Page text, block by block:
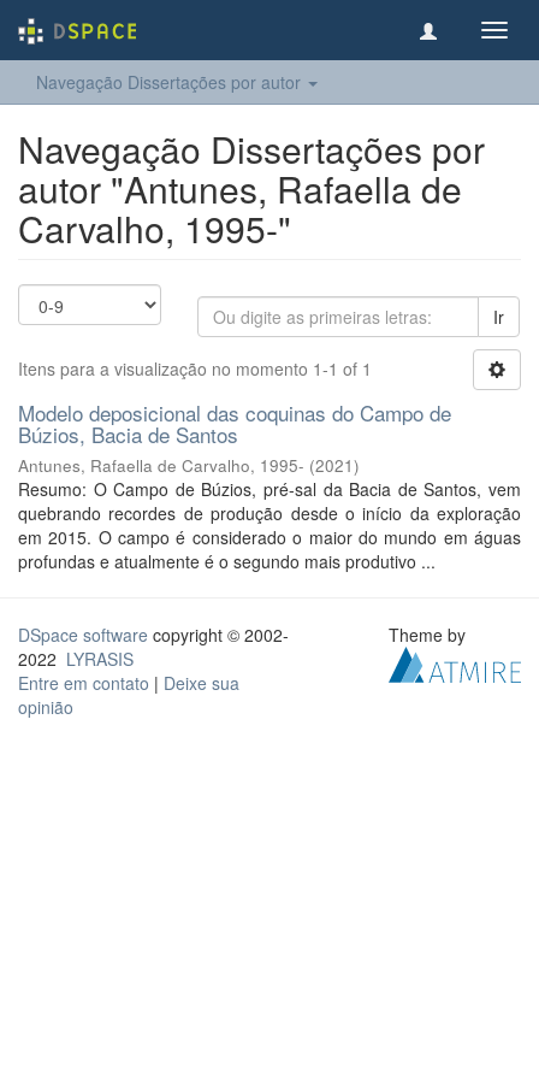
Navegação Dissertações por autor
Navegação Dissertações por
autor "Antunes, Rafaella de
Carvalho, 1995-"
Ir
Itens para a visualização no momento 1-1 of 1
Modelo deposicional das coquinas do Campo de
Búzios, Bacia de Santos
Antunes, Rafaella de Carvalho, 1995- (2021)
Resumo: O Campo de Búzios, pré-sal da Bacia de Santos, vem
quebrando recordes de produção desde o início da exploração
em 2015. O campo é considerado o maior do mundo em águas
profundas e atualmente é o segundo mais produtivo ...
DSpace software copyright © 2002-
2022 LYRASIS
Entre em contato | Deixe sua
opinião
Theme by